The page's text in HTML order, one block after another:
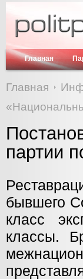
Главная
Главная
партии
бывшего
класс
классы.